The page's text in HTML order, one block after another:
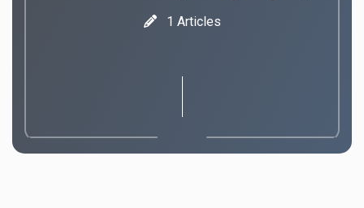
1 Articles